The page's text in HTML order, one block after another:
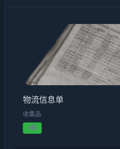
物流信息单
收集品
1级